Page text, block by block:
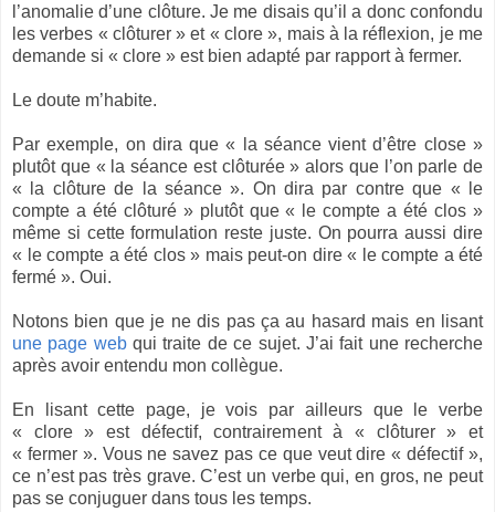
l’anomalie d’une clôture. Je me disais qu’il a donc confondu
les verbes « clôturer » et « clore », mais à la réflexion, je me
demande si « clore » est bien adapté par rapport à fermer.
Le doute m’habite.
Par exemple, on dira que « la séance vient d’être close »
plutôt que « la séance est clôturée » alors que l’on parle de
« la clôture de la séance ». On dira par contre que « le
compte a été clôturé » plutôt que « le compte a été clos »
même si cette formulation reste juste. On pourra aussi dire
« le compte a été clos » mais peut-on dire « le compte a été
fermé ». Oui.
Notons bien que je ne dis pas ça au hasard mais en lisant
une page webqui traite de ce sujet. J’ai fait une recherche
après avoir entendu mon collègue.
En lisant cette page, je vois par ailleurs que le verbe
« clore » est défectif, contrairement à « clôturer » et
« fermer ». Vous ne savez pas ce que veut dire « défectif »,
ce n’est pas très grave. C’est un verbe qui, en gros, ne peut
pas se conjuguer dans tous les temps.